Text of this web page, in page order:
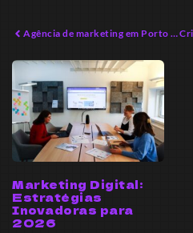
Agência de marketing em Porto Belo: A Revolução Digital que Você Precisa
Marketing Digital:
Estratégias
Inovadoras para
2026